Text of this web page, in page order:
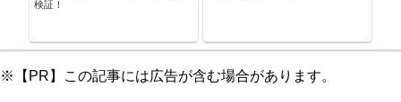
※【PR】この記事には広告が含む場合があります。